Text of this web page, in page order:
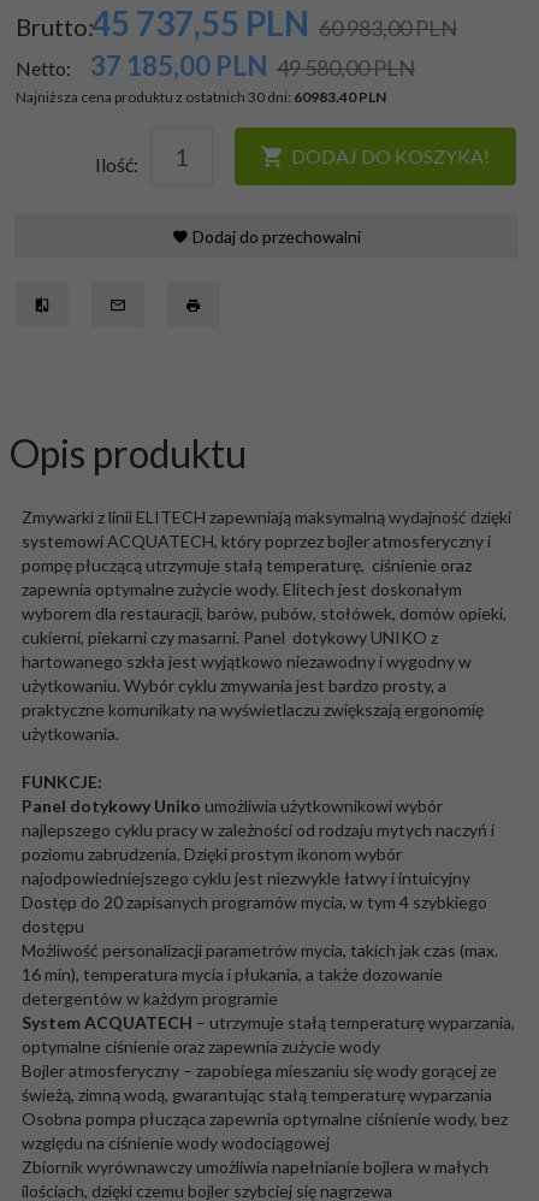
Brutto:45 737,55 PLN 60 983,00 PLN
Netto: 37 185,00 PLN 49 580,00 PLN
Najniższa cena produktu z ostatnich 30 dni: 60983.40 PLN
Ilość: DODAJ DO KOSZYKA!
Dodaj do przechowalni
Opis produktu
Zmywarki z linii ELITECH zapewniają maksymalną wydajność dzięki
systemowi ACQUATECH, który poprzez bojler atmosferyczny i
pompę płuczącą utrzymuje stałą temperaturę, ciśnienie oraz
zapewnia optymalne zużycie wody. Elitech jest doskonałym
wyborem dla restauracji, barów, pubów, stołówek, domów opieki,
cukierni, piekarni czy masarni. Panel dotykowy UNIKO z
hartowanego szkła jest wyjątkowo niezawodny i wygodny w
użytkowaniu. Wybór cyklu zmywania jest bardzo prosty, a
praktyczne komunikaty na wyświetlaczu zwiększają ergonomię
użytkowania.
FUNKCJE:
Panel dotykowy Uniko umożliwia użytkownikowi wybór
najlepszego cyklu pracy w zależności od rodzaju mytych naczyń i
poziomu zabrudzenia. Dzięki prostym ikonom wybór
najodpowiedniejszego cyklu jest niezwykle łatwy i intuicyjny
Dostęp do 20 zapisanych programów mycia, w tym 4 szybkiego
dostępu
Możliwość personalizacji parametrów mycia, takich jak czas (max.
16 min), temperatura mycia i płukania, a także dozowanie
detergentów w każdym programie
System ACQUATECH – utrzymuje stałą temperaturę wyparzania,
optymalne ciśnienie oraz zapewnia zużycie wody
Bojler atmosferyczny – zapobiega mieszaniu się wody gorącej ze
świeżą, zimną wodą, gwarantując stałą temperaturę wyparzania
Osobna pompa płucząca zapewnia optymalne ciśnienie wody, bez
względu na ciśnienie wody wodociągowej
Zbiornik wyrównawczy umożliwia napełnianie bojlera w małych
ilościach, dzięki czemu bojler szybciej się nagrzewa